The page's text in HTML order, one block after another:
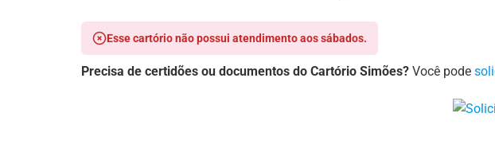
Esse cartório não possui atendimento aos sábados.
Precisa de certidões ou documentos do Cartório Simões? Você pode